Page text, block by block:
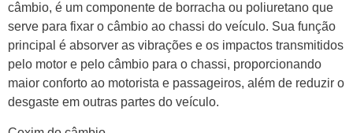
câmbio, é um componente de borracha ou poliuretano que
serve para fixar o câmbio ao chassi do veículo. Sua função
principal é absorver as vibrações e os impactos transmitidos
pelo motor e pelo câmbio para o chassi, proporcionando
maior conforto ao motorista e passageiros, além de reduzir o
desgaste em outras partes do veículo.